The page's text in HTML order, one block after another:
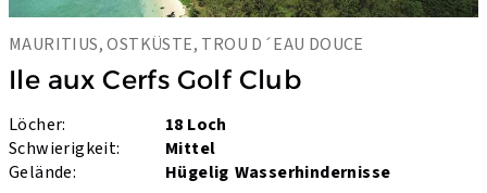
MAURITIUS, OSTKÜSTE, TROU D´EAU DOUCE
Ile aux Cerfs Golf Club
Löcher:
18 Loch
Schwierigkeit:
Mittel
Gelände:
Hügelig Wasserhindernisse